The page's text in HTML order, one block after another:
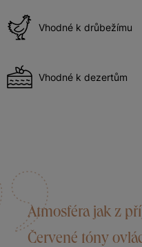
Vhodné k drůbežímu
Vhodné k dezertům
Atmosféra jak z
Červené tóny